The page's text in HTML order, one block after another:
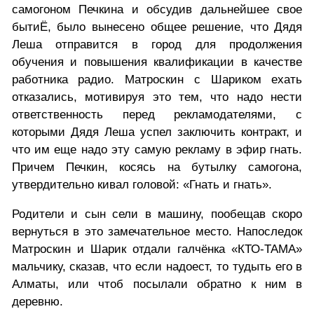
самогоном Печкина и обсудив дальнейшее свое
бытиЁ, было вынесено общее решение, что Дядя
Леша отправится в город для продолжения
обучения и повышения квалификации в качестве
работника радио. Матроскин с Шариком ехать
отказались, мотивируя это тем, что надо нести
ответственность перед рекламодателями, с
которыми Дядя Леша успел заключить контракт, и
что им еще надо эту самую рекламу в эфир гнать.
Причем Печкин, косясь на бутылку самогона,
утвердительно кивал головой: «Гнать и гнать».
Родители и сын сели в машину, пообещав скоро
вернуться в это замечательное место. Напоследок
Матроскин и Шарик отдали галчёнка «КТО-ТАМА»
мальчику, сказав, что если надоест, то тудыть его в
Алматы, или чтоб посылали обратно к ним в
деревню.